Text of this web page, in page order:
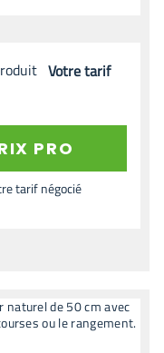
Votre tarif
PRO
tarif négocié